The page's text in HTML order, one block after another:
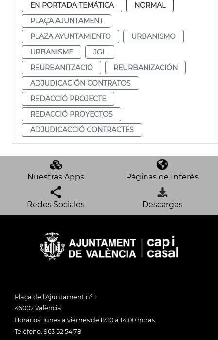
EN PORTADA TEMÁTICA
NORMAL
PLAÇA AJUNTAMENT
PLAZA AYUNTAMIENTO
URBANISMO
URBANISME
JGL
REURBANITZACIÓ
REURBANIZACIÓN
ADJUDICACIÓN CONTRATOS
REDACCIÓ PROJECTE
REDACCIÓ PROYECTOS
ADJUDICACCIÓ CONTRACTES
Nuestras Apps Páginas de Interés
Redes Sociales Descargas
Plaça de l'Ajuntament nº 1
46002 València
Horarios: lunes a viernes de 8:30 a 14:00 horas
Teléfono: 963 52 54 78